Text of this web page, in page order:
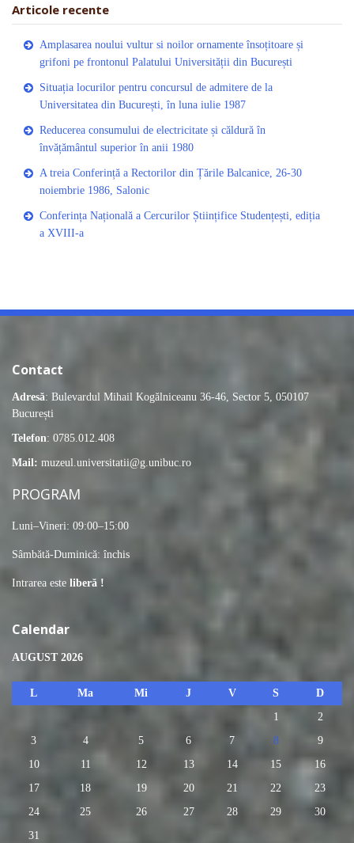
Articole recente
Amplasarea noului vultur si noilor ornamente însoțitoare și
grifoni pe frontonul Palatului Universității din București
Situația locurilor pentru concursul de admitere de la
Universitatea din București, în luna iulie 1987
Reducerea consumului de electricitate și căldură în
învățământul superior în anii 1980
A treia Conferință a Rectorilor din Țările Balcanice, 26-30
noiembrie 1986, Salonic
Conferința Națională a Cercurilor Științifice Studențești, ediția
a XVIII-a
Contact
Adresă: Bulevardul Mihail Kogălniceanu 36-46, Sector 5, 050107
București
Telefon: 0785.012.408
Mail: muzeul.universitatii@g.unibuc.ro
PROGRAM
Luni–Vineri: 09:00–15:00
Sâmbătă-Duminică: închis
Intrarea este liberă !
Calendar
AUGUST 2026
L Ma Mi J V S
D
1
2
3
4 5 6 7 8
9
10
11 12 13 14 15
16
17
18 19 20 21 22
23
24
25 26 27 28 29
30
31